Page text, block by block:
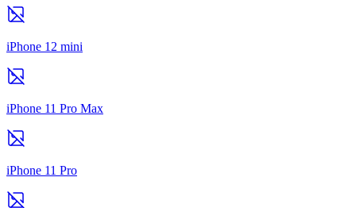
iPhone 12 mini
iPhone 11 Pro Max
iPhone 11 Pro